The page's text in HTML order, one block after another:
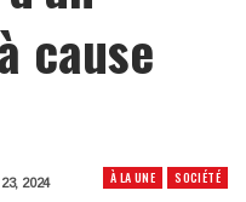
cause
À LA UNE SOCIÉTÉ
2024